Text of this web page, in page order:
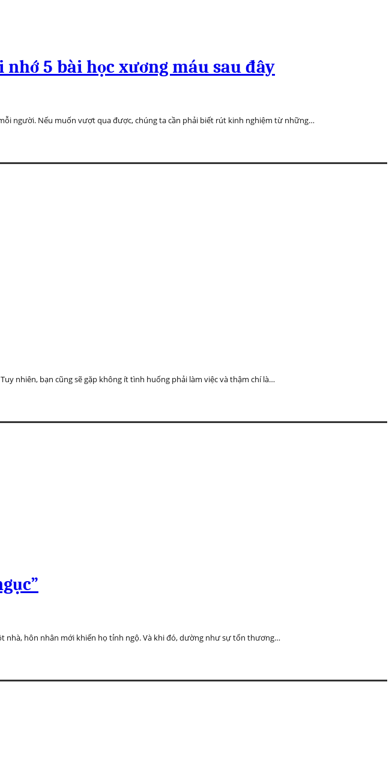
5 bài học xương máu sau đây
người. Nếu muốn vượt qua được, chúng ta cần phải biết rút kinh nghiệm từ những…
nhiên, bạn cũng sẽ gặp không ít tình huống phải làm việc và thậm chí là…
nhà, hôn nhân mới khiến họ tỉnh ngộ. Và khi đó, dường như sự tổn thương…